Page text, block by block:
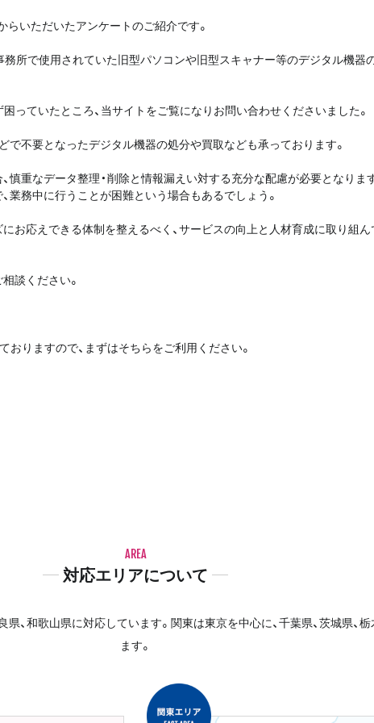
いただいたアンケートのご紹介です。
所で使用されていた旧型パソコンや旧型スキャナー等のデジタル機器
ていたところ、当サイトをご覧になりお問い合わせくださいました。
不要となったデジタル機器の処分や買取なども承っております。
重なデータ整理・削除と情報漏えい対する充分な配慮が必要となりま
業務中に行うことが困難という場合もあるでしょう。
お応えできる体制を整えるべく、サービスの向上と人材育成に取り組ん
談ください。
りますので、まずはそちらをご利用ください。
AREA
対応エリアについて
、和歌山県に対応しています。関東は東京を中心に、千葉県、茨城県、
ます。